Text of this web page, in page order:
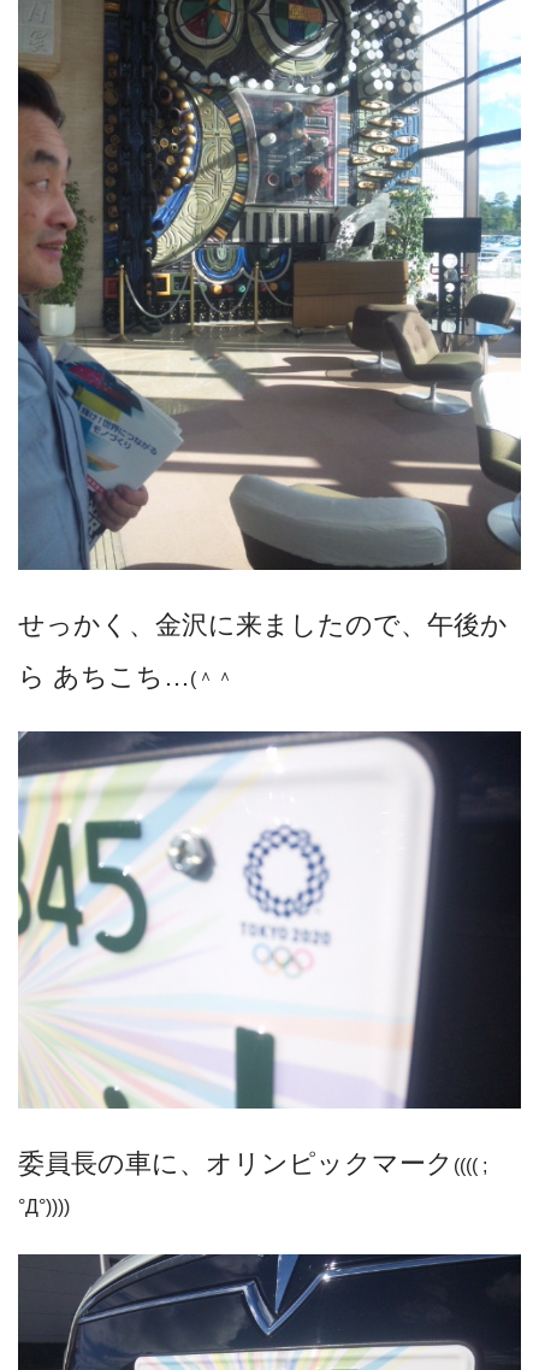
せっかく、金沢に来ましたので、午後か
ら あちこち… (＾＾ゞ
委員長の車に、オリンピックマーク (((( ;
°Д°))))